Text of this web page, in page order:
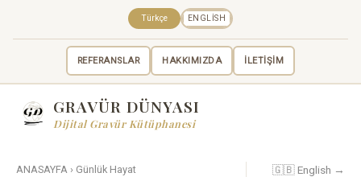
REFERANSLAR HAKKIMIZDA İLETİŞİM
Türkçe ENGLISH
GRAVÜR DÜNYASI
Dijital Gravür Kütüphanesi
ANASAYFA › Günlük Hayat 🇬🇧 English →